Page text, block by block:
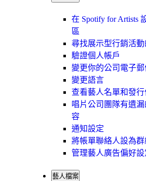
在 Spotify for Artists
區
尋找展示型行銷活
驗證個人帳戶
變更你的公司電子郵
變更語言
查看藝人名單和發行
唱片公司團隊有遺
容
通知設定
將帳單聯絡人設為
管理藝人廣告偏好設
藝人檔案